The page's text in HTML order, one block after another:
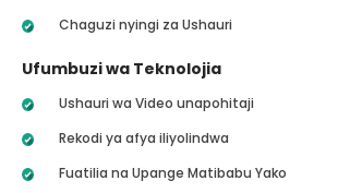
Chaguzi nyingi za Ushauri
Ufumbuzi wa Teknolojia
Ushauri wa Video unapohitaji
Rekodi ya afya iliyolindwa
Fuatilia na Upange Matibabu Yako